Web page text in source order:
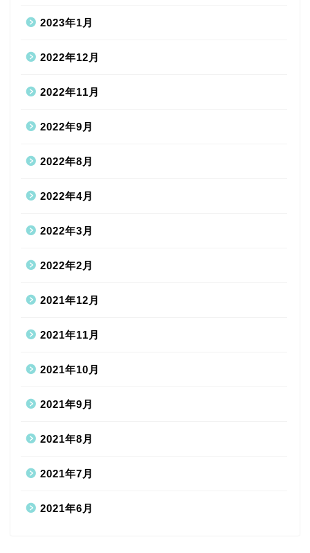
2023年1月
2022年12月
2022年11月
2022年9月
2022年8月
2022年4月
2022年3月
2022年2月
2021年12月
2021年11月
2021年10月
2021年9月
2021年8月
2021年7月
2021年6月